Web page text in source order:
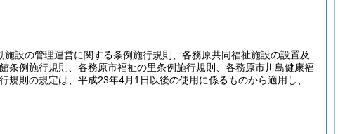
設の管理運営に関する条例施行規則、各務原共同福祉施設の設置及
例施行規則、各務原市福祉の里条例施行規則、各務原市川島健康福
則の規定は、平成23年4月1日以後の使用に係るものから適用し、